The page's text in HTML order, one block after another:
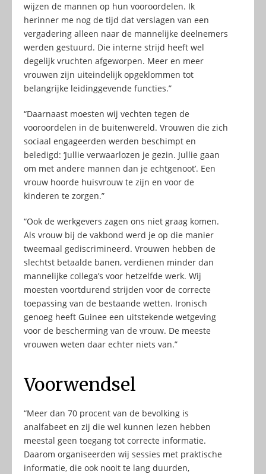
wijzen de mannen op hun vooroordelen. Ik
herinner me nog de tijd dat verslagen van een
vergadering alleen naar de mannelijke deelnemers
werden gestuurd. Die interne strijd heeft wel
degelijk vruchten afgeworpen. Meer en meer
vrouwen zijn uiteindelijk opgeklommen tot
belangrijke leidinggevende functies.”
“Daarnaast moesten wij vechten tegen de
vooroordelen in de buitenwereld. Vrouwen die zich
sociaal engageerden werden beschimpt en
beledigd: ‘Jullie verwaarlozen je gezin. Jullie gaan
om met andere mannen dan je echtgenoot’. Een
vrouw hoorde huisvrouw te zijn en voor de
kinderen te zorgen.”
“Ook de werkgevers zagen ons niet graag komen.
Als vrouw bij de vakbond werd je op die manier
tweemaal gediscrimineerd. Vrouwen hebben de
slechtst betaalde banen, verdienen minder dan
mannelijke collega’s voor hetzelfde werk. Wij
moesten voortdurend strijden voor de correcte
toepassing van de bestaande wetten. Ironisch
genoeg heeft Guinee een uitstekende wetgeving
voor de bescherming van de vrouw. De meeste
vrouwen weten daar echter niets van.”
Voorwendsel
“Meer dan 70 procent van de bevolking is
analfabeet en zij die wel kunnen lezen hebben
meestal geen toegang tot correcte informatie.
Daarom organiseerden wij sessies met praktische
informatie, die ook nooit te lang duurden,